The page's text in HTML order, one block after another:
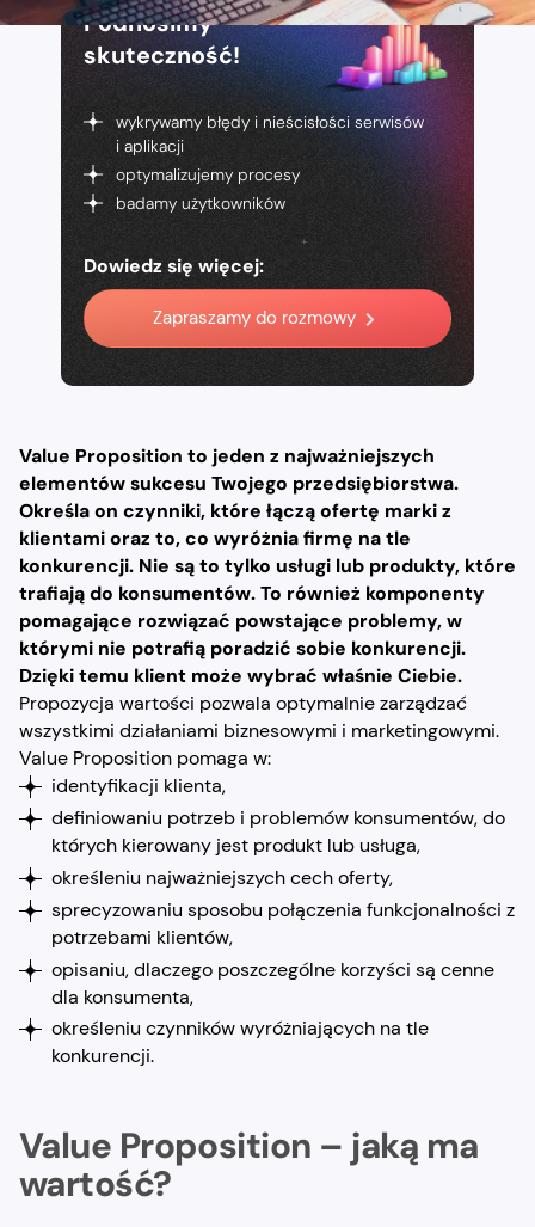
Podnosimy
skuteczność!
wykrywamy błędy i nieścisłości serwisów
i aplikacji
optymalizujemy procesy
badamy użytkowników
Dowiedz się więcej:
Zapraszamy do rozmowy
Value Proposition to jeden z najważniejszych
elementów sukcesu Twojego przedsiębiorstwa.
Określa on czynniki, które łączą ofertę marki z
klientami oraz to, co wyróżnia firmę na tle
konkurencji. Nie są to tylko usługi lub produkty, które
trafiają do konsumentów. To również komponenty
pomagające rozwiązać powstające problemy, w
którymi nie potrafią poradzić sobie konkurencji.
Dzięki temu klient może wybrać właśnie Ciebie.
Propozycja wartości pozwala optymalnie zarządzać
wszystkimi działaniami biznesowymi i marketingowymi.
Value Proposition pomaga w:
identyfikacji klienta,
definiowaniu potrzeb i problemów konsumentów, do
których kierowany jest produkt lub usługa,
określeniu najważniejszych cech oferty,
sprecyzowaniu sposobu połączenia funkcjonalności z
potrzebami klientów,
opisaniu, dlaczego poszczególne korzyści są cenne
dla konsumenta,
określeniu czynników wyróżniających na tle
konkurencji.
Value Proposition – jaką ma
wartość?